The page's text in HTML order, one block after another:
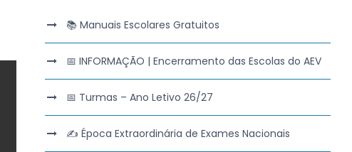
📚 Manuais Escolares Gratuitos
📅 INFORMAÇÃO | Encerramento das Escolas do AEV
📅 Turmas – Ano Letivo 26/27
✍️ Época Extraordinária de Exames Nacionais